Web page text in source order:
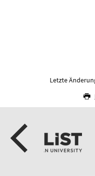
Letzte